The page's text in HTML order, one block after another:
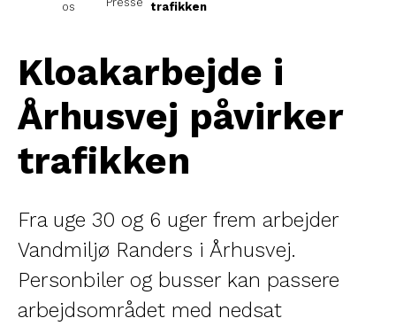
os
trafikken
Kloakarbejde i
Århusvej påvirker
trafikken
Fra uge 30 og 6 uger frem arbejder
Vandmiljø Randers i Århusvej.
Personbiler og busser kan passere
arbejdsområdet med nedsat